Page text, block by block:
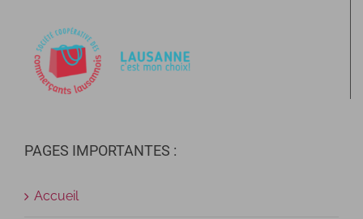
PAGES IMPORTANTES :
Accueil